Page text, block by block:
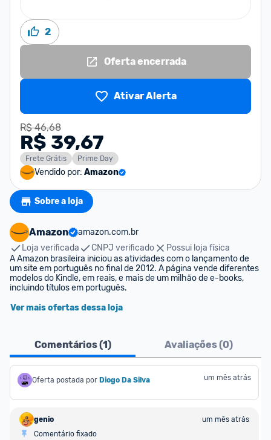
2
Oferta encerrada
Ativar Alerta
R$ 46,68
R$ 39,67
Frete Grátis Prime Day
Vendido por: Amazon
Sobre a loja
Amazon
amazon.com.br
Loja verificada
CNPJ verificado
Possui loja física
A Amazon brasileira iniciou as atividades com o lançamento de
um site em português no final de 2012. A página vende diferentes
modelos do Kindle, em reais, e mais de um milhão de e-books,
incluindo títulos em português.
Ver mais ofertas dessa loja
Comentários (1) Avaliações (0)
Oferta postada por Diogo Da Silva um mês atrás
genio
um mês atrás
Comentário fixado